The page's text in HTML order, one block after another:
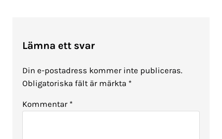
Lämna ett svar
Din e-postadress kommer inte publiceras.
Obligatoriska fält är märkta *
Kommentar *